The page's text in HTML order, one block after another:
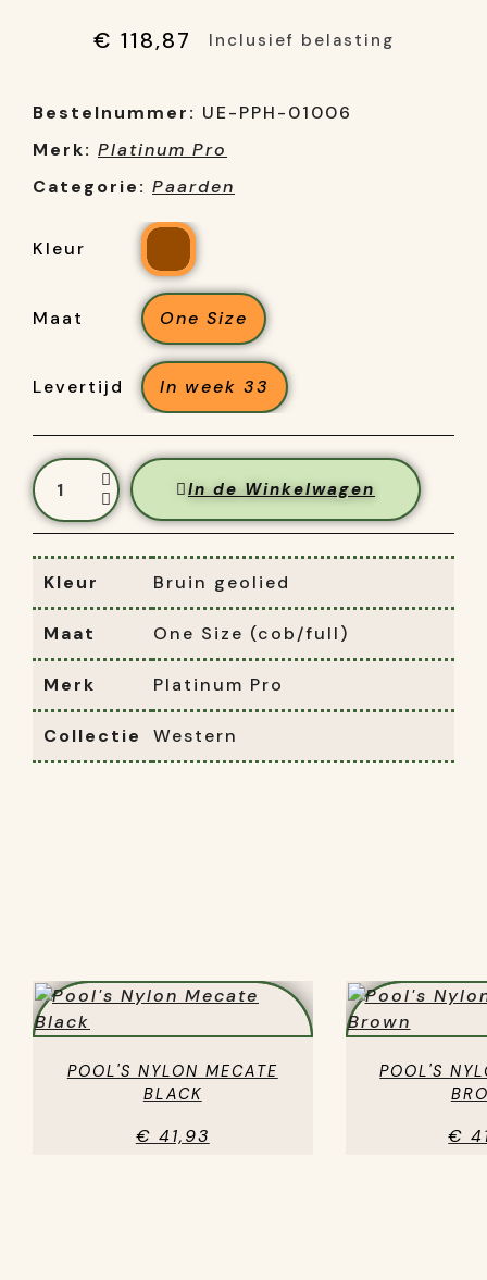
€ 118,87 Inclusief belasting
Bestelnummer: UE-PPH-01006
Merk: Platinum Pro
Categorie: Paarden
Kleur
Maat One Size
Levertijd In week 33
In de Winkelwagen
Kleur Bruin geolied
Maat One Size (cob/full)
Merk Platinum Pro
Collectie Western
POOL'S NYLON MECATE
BLACK
€ 41,93
POOL'S
€